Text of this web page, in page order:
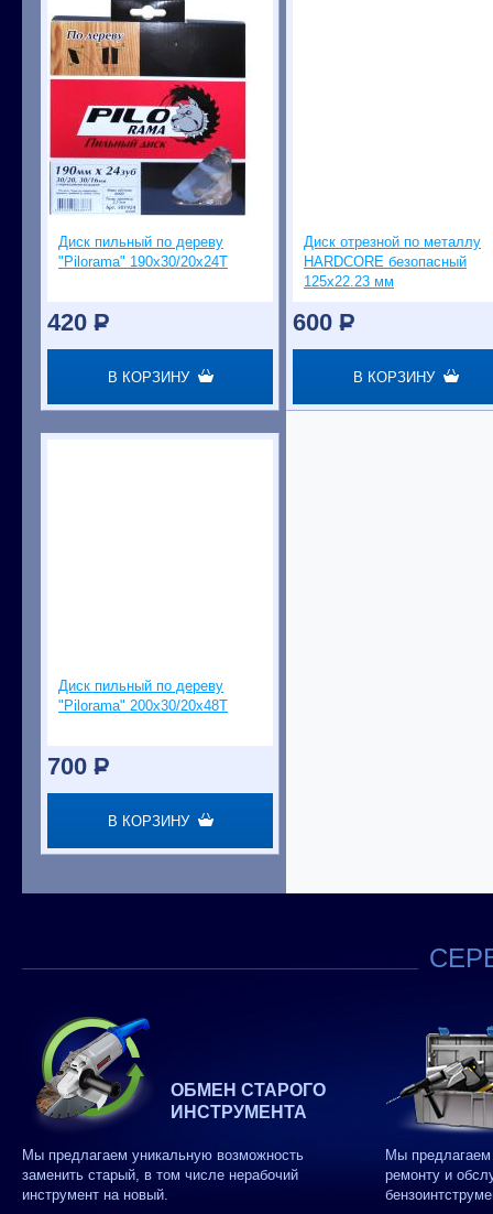
Диск пильный по дереву
"Pilorama" 190х30/20x24T
420 P
В КОРЗИНУ
Диск отрезной по металлу
HARDCORE безопасный
125х22.23 мм
600 P
В КОРЗИНУ
Диск пильный по дереву
"Pilorama" 200х30/20x48T
700 P
В КОРЗИНУ
ОБМЕН СТАРОГО
ИНСТРУМЕНТА
Мы предлагаем уникальную возможность
заменить старый, в том числе нерабочий
инструмент на новый.
Мы
ремонту и